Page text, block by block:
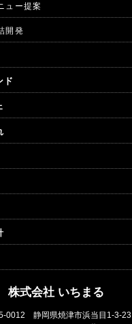
ュー提案
開発
ド
株式会社 いちまる
0012 静岡県焼津市浜当目1-3-23